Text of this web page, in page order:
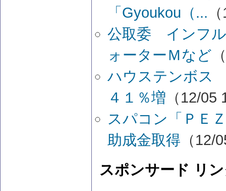
「Gyoukou（...
公取委 インフ
ォーターＭなど
ハウステンボス
４１％増 （12/05
スパコン「ＰＥ
助成金取得 （12/
スポンサード リ